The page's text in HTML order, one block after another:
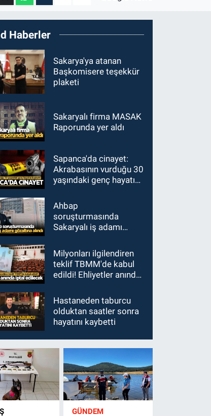
Haberler
Sakarya'ya atanan
Başkomisere teşekkür
plaketi
Sakaryalı firma MASAK
Raporunda yer aldı
Sapanca'da cinayet:
Akrabasının vurduğu 30
yaşındaki genç hayatını
Ahbap
soruşturmasında
Sakaryalı iş adamı
Milyonları ilgilendiren
teklif TBMM'de kabul
edildi! Ehliyetler anında
Hastaneden taburcu
olduktan saatler sonra
hayatını kaybetti
GÜNDEM